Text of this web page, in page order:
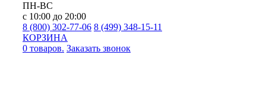
ПН-ВС
с 10:00 до 20:00
8 (800) 302-77-06 8 (499) 348-15-11
КОРЗИНА
0 товаров. Заказать звонок